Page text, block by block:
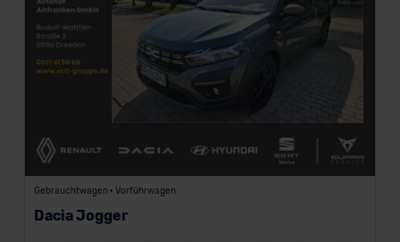
l
u
n
g
Gebrauchtwagen • Vorführwagen
Dacia Jogger